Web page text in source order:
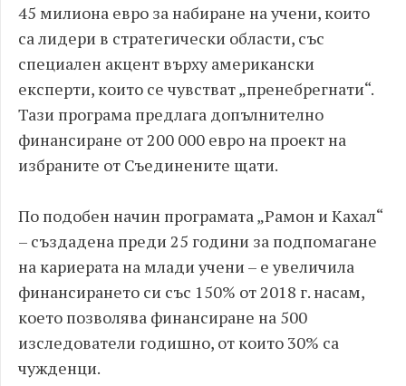
45 милиона евро за набиране на учени, които
са лидери в стратегически области, със
специален акцент върху американски
експерти, които се чувстват „пренебрегнати“.
Тази програма предлага допълнително
финансиране от 200 000 евро на проект на
избраните от Съединените щати.
По подобен начин програмата „Рамон и Кахал“
– създадена преди 25 години за подпомагане
на кариерата на млади учени – е увеличила
финансирането си със 150% от 2018 г. насам,
което позволява финансиране на 500
изследователи годишно, от които 30% са
чужденци.